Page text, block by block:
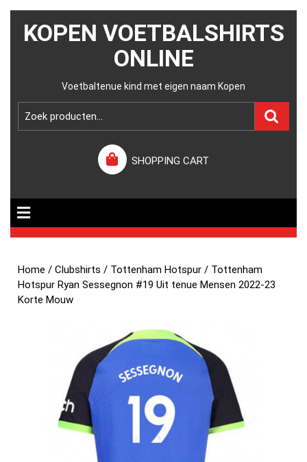
KOPEN VOETBALSHIRTS
ONLINE
Voetbaltenue kind met eigen naam Kopen
SHOPPING CART
Home /Clubshirts / Tottenham Hotspur / Tottenham
Hotspur Ryan Sessegnon #19 Uit tenue Mensen 2022-23
Korte Mouw